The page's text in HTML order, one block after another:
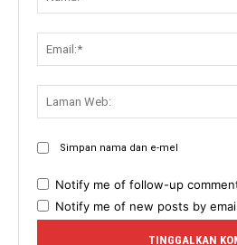
Simpan nama dan e-mel
Notify me of follow-up
Notify me of new posts by